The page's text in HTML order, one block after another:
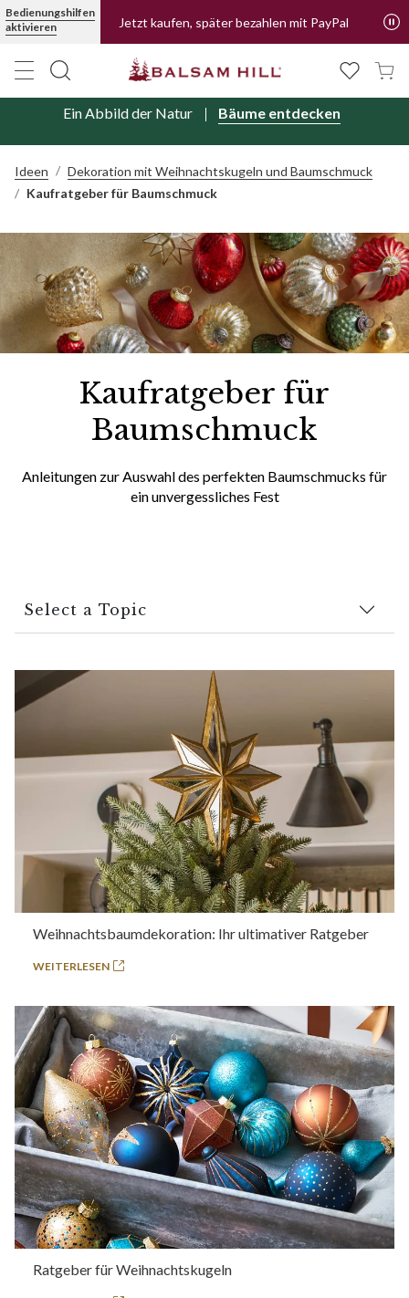
Bedienungshilfen
aktivieren
Jetzt kaufen, später bezahlen mit PayPal
Ein Abbild der Natur Bäume entdecken
Ideen
Dekoration mit Weihnachtskugeln und Baumschmuck
Kaufratgeber für Baumschmuck
Kaufratgeber für
Baumschmuck
Anleitungen zur Auswahl des perfekten Baumschmucks für
ein unvergessliches Fest
Select a Topic
Weihnachtsbaumdekoration: Ihr ultimativer Ratgeber
WEITERLESEN
Ratgeber für Weihnachtskugeln